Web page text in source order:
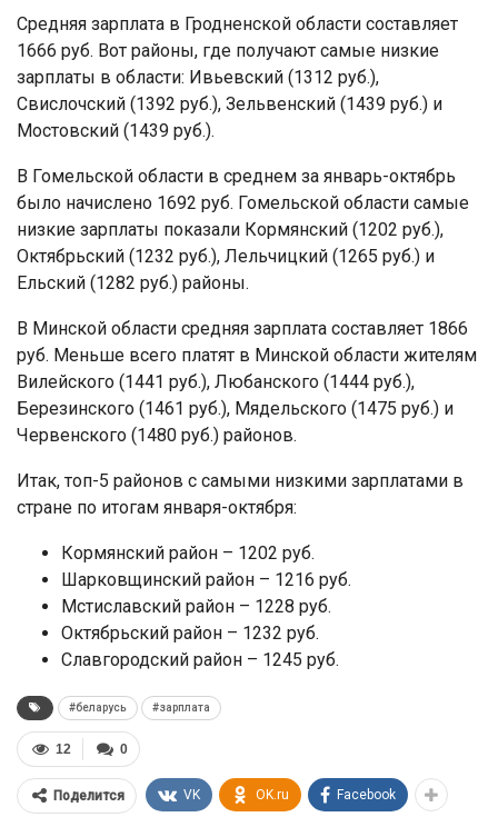
Средняя зарплата в Гродненской области составляет
1666 руб. Вот районы, где получают самые низкие
зарплаты в области: Ивьевский (1312 руб.),
Свислочский (1392 руб.), Зельвенский (1439 руб.) и
Мостовский (1439 руб.).
В Гомельской области в среднем за январь-октябрь
было начислено 1692 руб. Гомельской области самые
низкие зарплаты показали Кормянский (1202 руб.),
Октябрьский (1232 руб.), Лельчицкий (1265 руб.) и
Ельский (1282 руб.) районы.
В Минской области средняя зарплата составляет 1866
руб. Меньше всего платят в Минской области жителям
Вилейского (1441 руб.), Любанского (1444 руб.),
Березинского (1461 руб.), Мядельского (1475 руб.) и
Червенского (1480 руб.) районов.
Итак, топ-5 районов с самыми низкими зарплатами в
стране по итогам января-октября:
Кормянский район – 1202 руб.
Шарковщинский район – 1216 руб.
Мстиславский район – 1228 руб.
Октябрьский район – 1232 руб.
Славгородский район – 1245 руб.
#беларусь #зарплата
0
12
Поделится VK OK.ru Facebook